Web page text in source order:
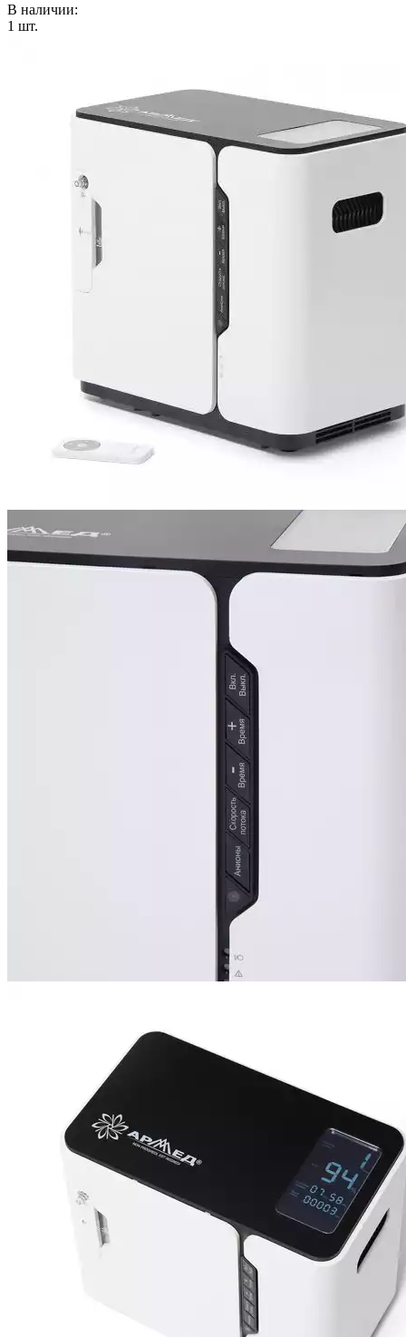
В наличии:
1 шт.